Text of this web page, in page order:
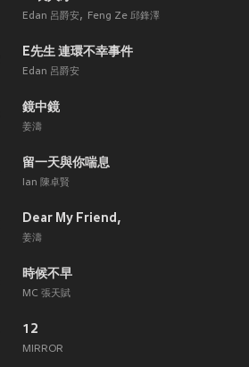
Edan 呂爵安 Feng Ze 邱鋒澤
E先生 連環不幸事件
Edan 呂爵安
鏡中鏡
姜濤
留一天與你喘息
Ian 陳卓賢
Dear My Friend,
姜濤
時候不早
MC 張天賦
12
MIRROR